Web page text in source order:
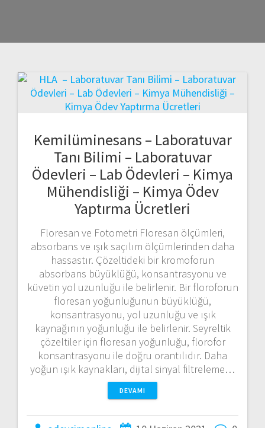
Kemilüminesans – Laboratuvar
Tanı Bilimi – Laboratuvar
Ödevleri – Lab Ödevleri – Kimya
Mühendisliği – Kimya Ödev
Yaptırma Ücretleri
Floresan ve Fotometri Floresan ölçümleri,
absorbans ve ışık saçılım ölçümlerinden daha
hassastır. Çözeltideki bir kromoforun
absorbans büyüklüğü, konsantrasyonu ve
küvetin yol uzunluğu ile belirlenir. Bir floroforun
floresan yoğunluğunun büyüklüğü,
konsantrasyonu, yol uzunluğu ve ışık
kaynağının yoğunluğu ile belirlenir. Seyreltik
çözeltiler için floresan yoğunluğu, florofor
konsantrasyonu ile doğru orantılıdır. Daha
yoğun ışık kaynakları, dijital sinyal filtreleme…
DEVAMI